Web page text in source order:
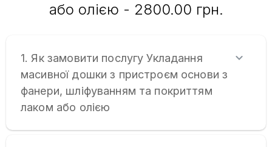
або олією - 2800.00 грн.
1. Як замовити послугу Укладання
масивної дошки з пристроєм основи з
фанери, шліфуванням та покриттям
лаком або олією